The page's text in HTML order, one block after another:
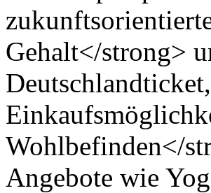
Gehalt</strong>
Wohlbefinden</
Angebote wie